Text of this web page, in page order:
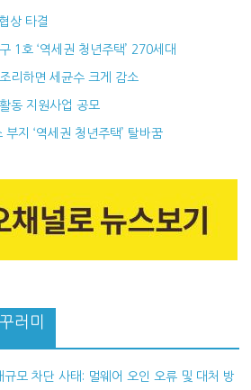
상 타결
1호 ‘역세권 청년주택’ 270세대
리하면 세균수 크게 감소
동 지원사업 공모
지 ‘역세권 청년주택’ 탈바꿈
러미
모 차단 사태: 멀웨어 오인 오류 및 대처 방